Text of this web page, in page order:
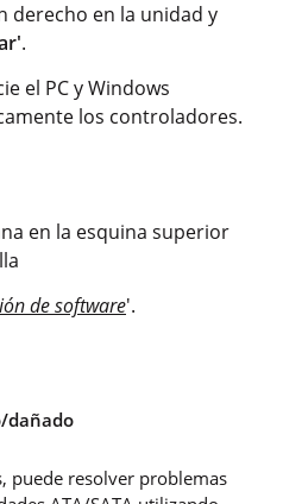
derecho en la unidad y
.
el PC y Windows
los controladores.
en la esquina superior
de software'.
dañado
puede resolver problemas